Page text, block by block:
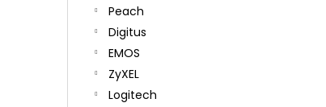
Peach
Digitus
EMOS
ZyXEL
Logitech